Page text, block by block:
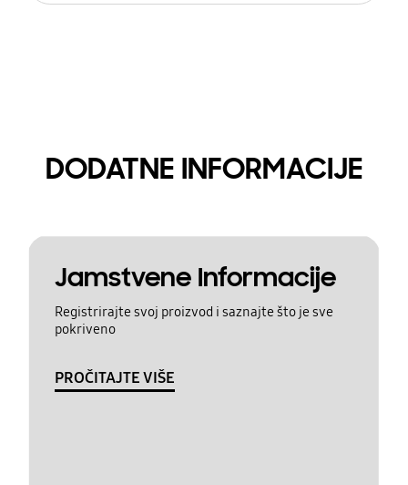
DODATNE INFORMACIJE
Jamstvene Informacije
Registrirajte svoj proizvod i saznajte što je sve
pokriveno
PROČITAJTE VIŠE